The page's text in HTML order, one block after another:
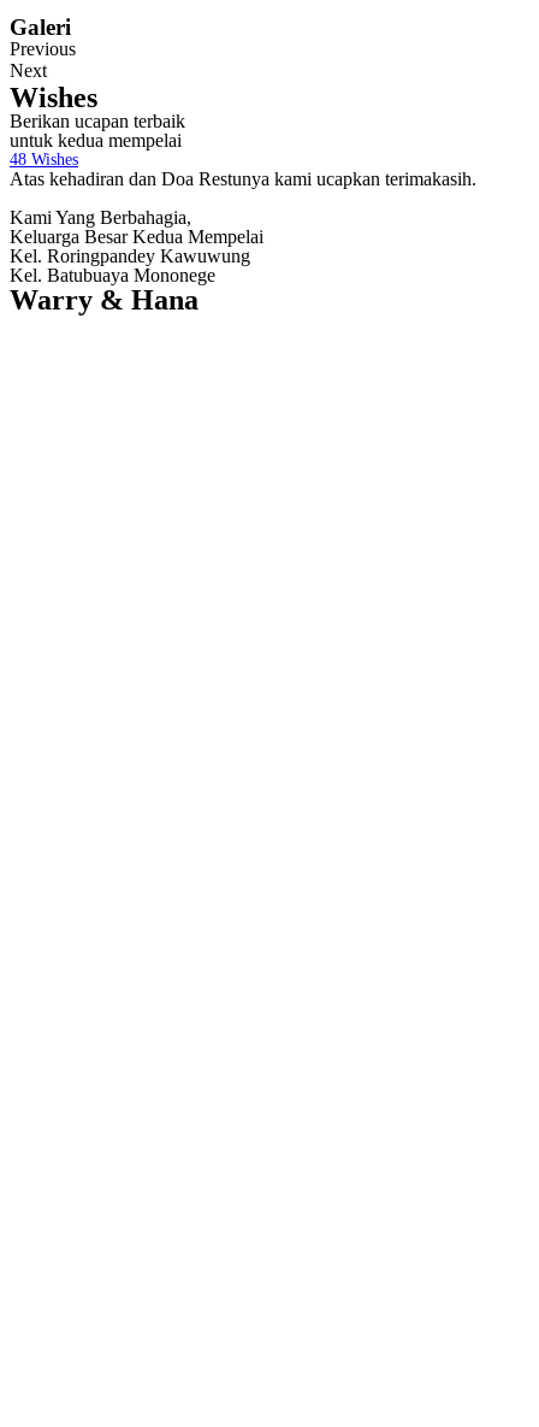
Galeri
Previous
Next
Wishes
Berikan ucapan terbaik
untuk kedua mempelai
48 Wishes
Atas kehadiran dan Doa Restunya kami ucapkan terimakasih.
Kami Yang Berbahagia,
Keluarga Besar Kedua Mempelai
Kel. Roringpandey Kawuwung
Kel. Batubuaya Mononege
Warry & Hana